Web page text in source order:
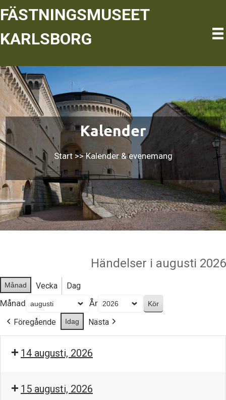
Hoppa
till
innehåll
FÄSTNINGSMUSEET
KARLSBORG
Kalender
Start>>Kalender & evenemang
Händelser i augusti 2026
Månad Vecka Dag
Månad År
Föregående Idag Nästa
14 augusti, 2026
15 augusti, 2026